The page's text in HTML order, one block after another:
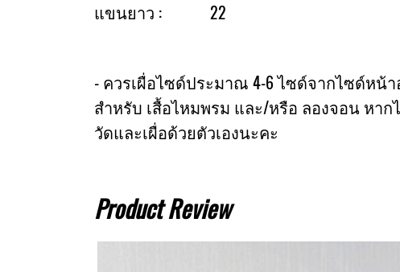
แขนยาว : 22
- ควรเผื่อไซด์ประมาณ 4-6 ไซด์จากไซด์หน้
สำหรับ เสื้อไหมพรม และ/หรือ ลองจอน ห
วัดและเผื่อด้วยตัวเองนะคะ
Product Review